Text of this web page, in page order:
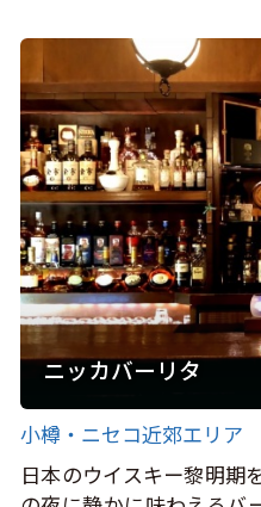
ニッカバーリタ
小樽・ニセコ近郊エリア
日本のウイスキー黎明期